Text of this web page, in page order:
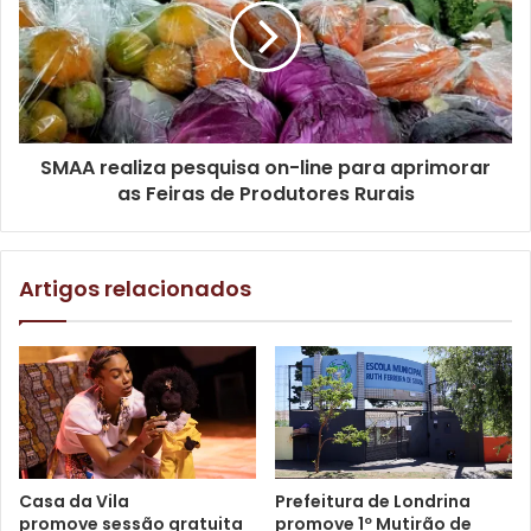
Aos interessados em se candidatar, é necessário conferir
se preenchem todos os critérios. Caso se encaixem no
perfil da vaga, é preciso agendar o atendimento virtual
com a equipe da SMTER, viaWhatsApp, ou solicitar
pessoalmente o encaminhamento, na sede da Secretaria,
localizada na Rua Pernambuco, 162, Centro, desde que
14h.
Núcleo de Comunicação da Prefeitura de Londrina.
Gostei
SMAA realiza pesquisa on-line para aprimorar
as Feiras de Produtores Rurais
Artigos relacionados
Casa da Vila
promove sessão gratuita
Prefeitura de Londrina
promove 1º Mutirão de